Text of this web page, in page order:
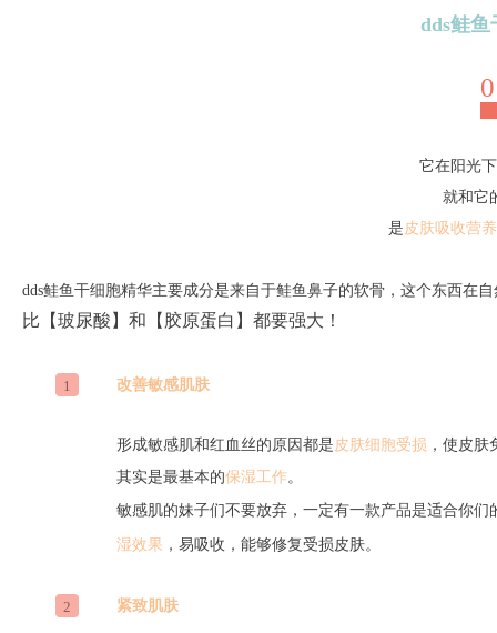
dds鲑鱼
0
它在阳光
就和它
是皮肤吸收营
dds鲑鱼干细胞精华主要成分是来自于鲑鱼鼻子的软骨，这个东西在
比【玻尿酸】和【胶原蛋白】都要强大！
1 改善敏感肌肤
形成敏感肌和红血丝的原因都是皮肤细胞受损 ，使皮
其实是最基本的保湿工作。
敏感肌的妹子们不要放弃，一定有一款产品是适合你们
湿效果 ，易吸收，能够修复受损皮肤。
2 紧致肌肤